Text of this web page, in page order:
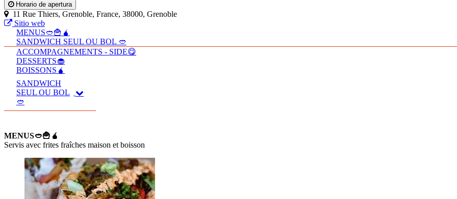
Horario de apertura
11 Rue Thiers, Grenoble, France, 38000, Grenoble
Sitio web
MENUS🥙🍟🧉
SANDWICH SEUL OU BOL 🥙
ACCOMPAGNEMENTS - SIDE😋
DESSERTS🧁
BOISSONS🧉
SANDWICH
SEUL OU BOL
🥙
MENUS🥙🍟🧉
Servis avec frites fraîches maison et boisson